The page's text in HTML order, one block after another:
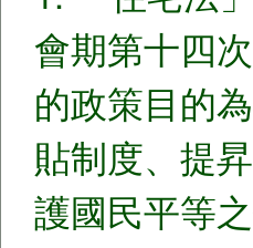
會期第十四
的政策目的
貼制度、提
護國民平等